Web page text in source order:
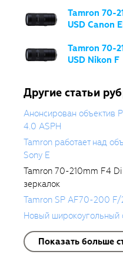
Tamron 70-
USD Canon
Tamron 70-
USD Nikon F
Другие статьи
Анонсирован объектив
4.0 ASPH
Tamron работает над
Sony E
Tamron 70-210mm F4
зеркалок
Tamron SP AF70-200
Новый широкоугольный
Показать больше